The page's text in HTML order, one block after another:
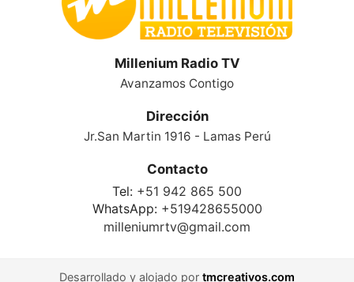
Millenium Radio TV
Avanzamos Contigo
Dirección
Jr.San Martin 1916 - Lamas Perú
Contacto
Tel: +51 942 865 500
WhatsApp: +519428655000
milleniumrtv@gmail.com
Desarrollado y alojado por tmcreativos.com